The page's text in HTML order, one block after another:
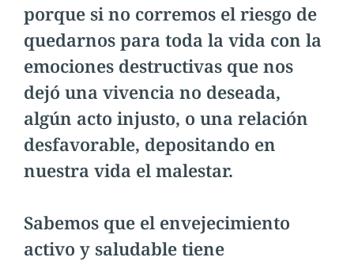
porque si no corremos el riesgo de
quedarnos para toda la vida con la
emociones destructivas que nos
dejó una vivencia no deseada,
algún acto injusto, o una relación
desfavorable, depositando en
nuestra vida el malestar.
Sabemos que el envejecimiento
activo y saludable tiene